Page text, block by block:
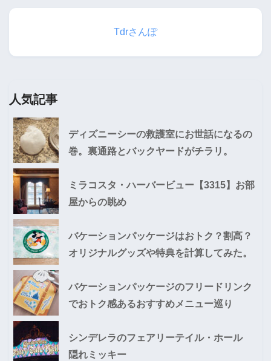
Tdrさんぽ
人気記事
ディズニーシーの救護室にお世話になるの
巻。裏通路とバックヤードがチラリ。
ミラコスタ・ハーバービュー【3315】お部
屋からの眺め
バケーションパッケージはおトク？割高？
オリジナルグッズや特典を計算してみた。
バケーションパッケージのフリードリンク
でおトク感あるおすすめメニュー巡り
シンデレラのフェアリーテイル・ホール
隠れミッキー